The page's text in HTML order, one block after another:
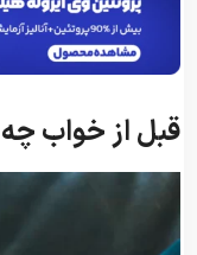
قبل از خواب